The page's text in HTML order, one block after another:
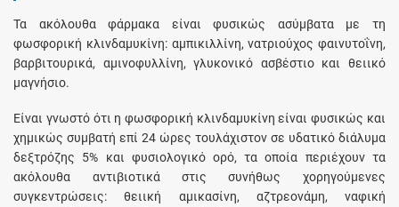
Τα ακόλουθα φάρμακα είναι φυσικώς ασύμβατα με τη
φωσφορική κλινδαμυκίνη: αμπικιλλίνη, νατριούχος φαινυτοΐνη,
βαρβιτουρικά, αμινοφυλλίνη, γλυκονικό ασβέστιο και θειικό
μαγνήσιο.
Είναι γνωστό ότι η φωσφορική κλινδαμυκίνη είναι φυσικώς και
χημικώς συμβατή επί 24 ώρες τουλάχιστον σε υδατικό διάλυμα
δεξτρόζης 5% και φυσιολογικό ορό, τα οποία περιέχουν τα
ακόλουθα αντιβιοτικά στις συνήθως χορηγούμενες
συγκεντρώσεις: θειική αμικασίνη, αζτρεονάμη, ναφική